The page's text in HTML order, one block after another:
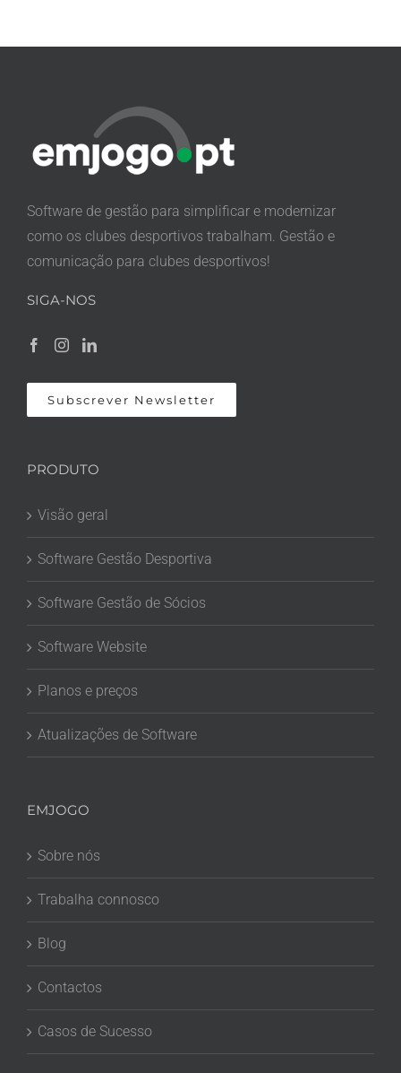
Software de gestão para simplificar e modernizar
como os clubes desportivos trabalham. Gestão e
comunicação para clubes desportivos!
SIGA-NOS
Subscrever Newsletter
PRODUTO
Visão geral
Software Gestão Desportiva
Software Gestão de Sócios
Software Website
Planos e preços
Atualizações de Software
EMJOGO
Sobre nós
Trabalha connosco
Blog
Contactos
Casos de Sucesso